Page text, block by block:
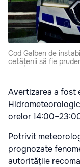
Cod Galben de
cetățenii să fie
Avertizarea a fost
orelor
Potrivit
prognozate
autoritățile